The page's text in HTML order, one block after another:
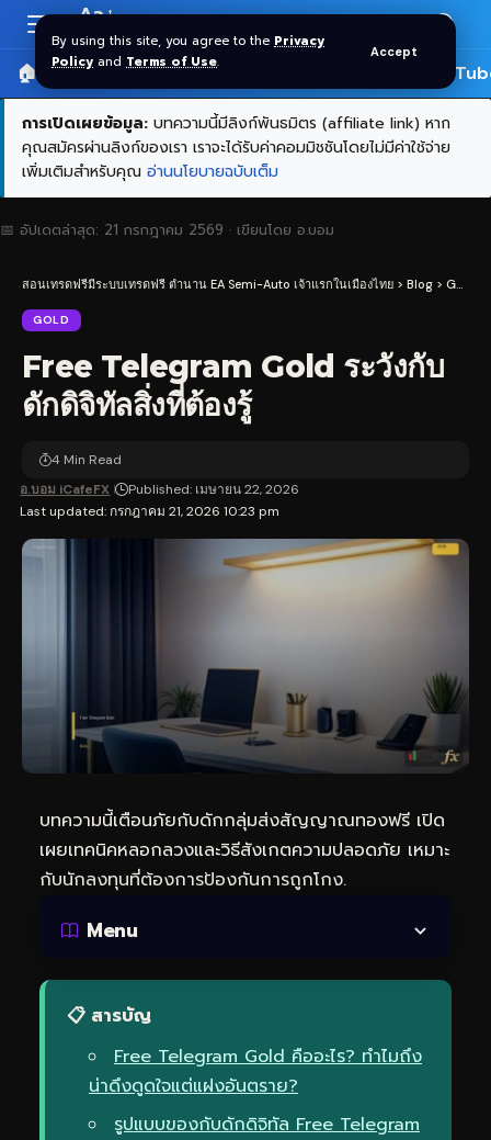
By using this site, you agree to the Privacy
Policy and Terms of Use.
Accept
Resizer
Aa
🏠 หน้าแรก ราคาทอง SPDR 🎬
การเปิดเผยข้อมูล: บทความนี้มีลิงก์พันธมิตร (affiliate link) หาก
คุณสมัครผ่านลิงก์ของเรา เราจะได้รับค่าคอมมิชชันโดยไม่มีค่าใช้จ่าย
เพิ่มเติมสำหรับคุณ อ่านนโยบายฉบับเต็ม
📅 อัปเดตล่าสุด: 21 กรกฎาคม 2569 · เขียนโดย อ.บอม
สอนเทรดฟรีมีระบบเทรดฟรี ตำนาน EA Semi-Auto เจ้าแรกในเมืองไทย > Blog > Gold
GOLD
Free Telegram Gold ระวังกับ
ดักดิจิทัลสิ่งที่ต้องรู้
Last updated: กรกฎาคม 21, 2026 10:23 pm
อ.บอม iCafeFX Published: เมษายน 22, 2026
4 Min Read
บทความนี้เตือนภัยกับดักกลุ่มส่งสัญญาณทองฟรี เปิด
เผยเทคนิคหลอกลวงและวิธีสังเกตความปลอดภัย เหมาะ
กับนักลงทุนที่ต้องการป้องกันการถูกโกง.
Menu
📋 สารบัญ
Free Telegram Gold คืออะไร? ทำไมถึง
น่าดึงดูดใจแต่แฝงอันตราย?
รูปแบบของกับดักดิจิทัล Free Telegram